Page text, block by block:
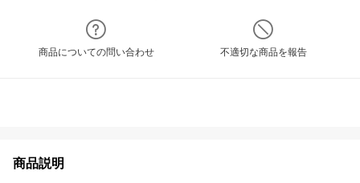
商品についての問い合わせ 不適切な商品を報告
商品説明